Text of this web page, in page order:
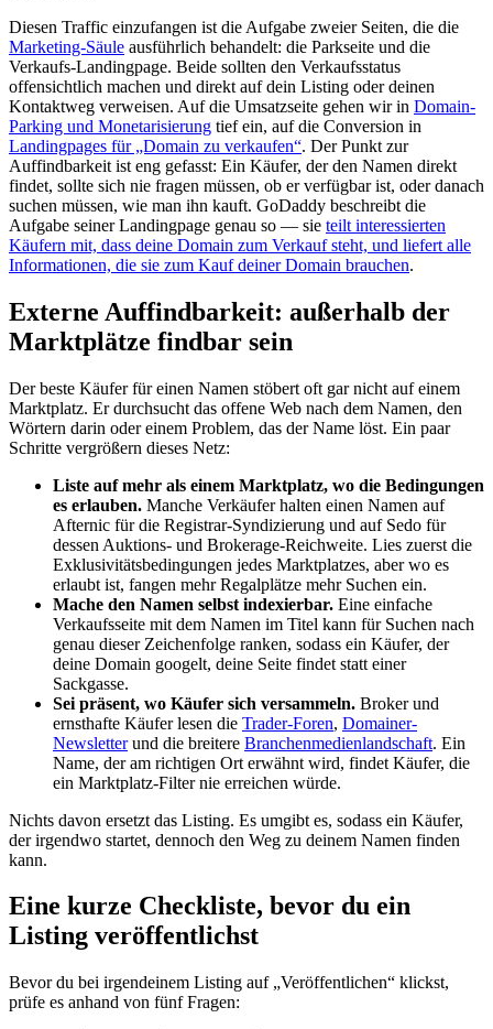
Diesen Traffic einzufangen ist die Aufgabe zweier Seiten, die die
Marketing-Säule ausführlich behandelt: die Parkseite und die
Verkaufs-Landingpage. Beide sollten den Verkaufsstatus
offensichtlich machen und direkt auf dein Listing oder deinen
Kontaktweg verweisen. Auf die Umsatzseite gehen wir in Domain-
Parking und Monetarisierung tief ein, auf die Conversion in
Landingpages für „Domain zu verkaufen“. Der Punkt zur
Auffindbarkeit ist eng gefasst: Ein Käufer, der den Namen direkt
findet, sollte sich nie fragen müssen, ob er verfügbar ist, oder danach
suchen müssen, wie man ihn kauft. GoDaddy beschreibt die
Aufgabe seiner Landingpage genau so — sie teilt interessierten
Käufern mit, dass deine Domain zum Verkauf steht, und liefert alle
Informationen, die sie zum Kauf deiner Domain brauchen.
Externe Auffindbarkeit: außerhalb der
Marktplätze findbar sein
Der beste Käufer für einen Namen stöbert oft gar nicht auf einem
Marktplatz. Er durchsucht das offene Web nach dem Namen, den
Wörtern darin oder einem Problem, das der Name löst. Ein paar
Schritte vergrößern dieses Netz:
Liste auf mehr als einem Marktplatz, wo die Bedingungen
es erlauben. Manche Verkäufer halten einen Namen auf
Afternic für die Registrar-Syndizierung und auf Sedo für
dessen Auktions- und Brokerage-Reichweite. Lies zuerst die
Exklusivitätsbedingungen jedes Marktplatzes, aber wo es
erlaubt ist, fangen mehr Regalplätze mehr Suchen ein.
Mache den Namen selbst indexierbar. Eine einfache
Verkaufsseite mit dem Namen im Titel kann für Suchen nach
genau dieser Zeichenfolge ranken, sodass ein Käufer, der
deine Domain googelt, deine Seite findet statt einer
Sackgasse.
Sei präsent, wo Käufer sich versammeln. Broker und
ernsthafte Käufer lesen die Trader-Foren, Domainer-
Newsletterund die breitere Branchenmedienlandschaft. Ein
Name, der am richtigen Ort erwähnt wird, findet Käufer, die
ein Marktplatz-Filter nie erreichen würde.
Nichts davon ersetzt das Listing. Es umgibt es, sodass ein Käufer,
der irgendwo startet, dennoch den Weg zu deinem Namen finden
kann.
Eine kurze Checkliste, bevor du ein
Listing veröffentlichst
Bevor du bei irgendeinem Listing auf „Veröffentlichen“ klickst,
prüfe es anhand von fünf Fragen: